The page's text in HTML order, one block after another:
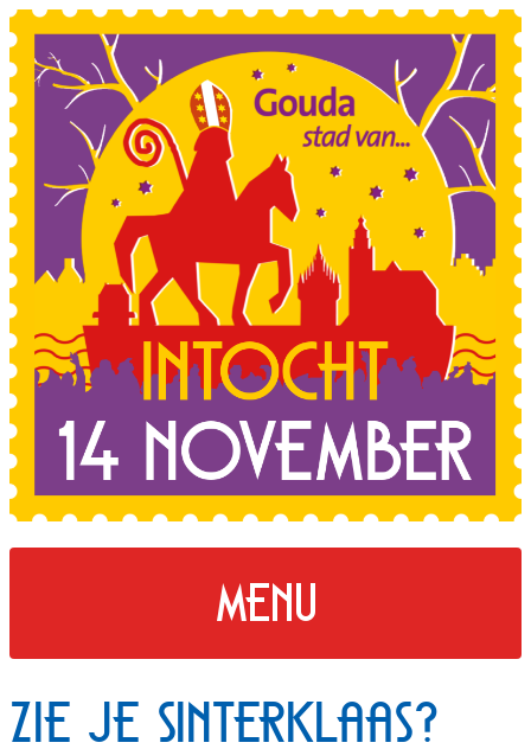
Sla de navigatie over en ga naar de inhoud
menu
Zie je Sinterklaas?